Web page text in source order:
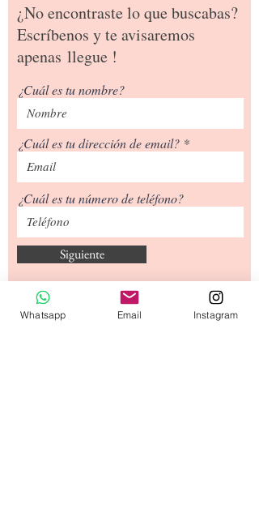
Sábana bajera con elastico en las 4
puntas
Sábana superior + Funda de
almohada 30x45 cm
¿No encontraste lo que buscabas?
Escríbenos y te avisaremos
apenas llegue !
¿Cuál es tu nombre?
¿Cuál es tu dirección de email?
¿Cuál es tu número de teléfono?
Siguiente
Tipos de Envío
Whatsapp Email Instagram